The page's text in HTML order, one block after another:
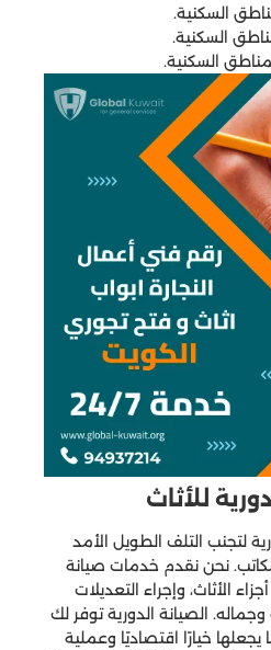
السكنية.
السكنية.
السكنية.
للأثاث
لتجنب التلف الطويل الأمد
نحن نقدم خدمات صيانة
الأثاث، وإجراء التعديلات
الصيانة الدورية توفر لك
يجعلها خيارًا اقتصاديًا وعملية